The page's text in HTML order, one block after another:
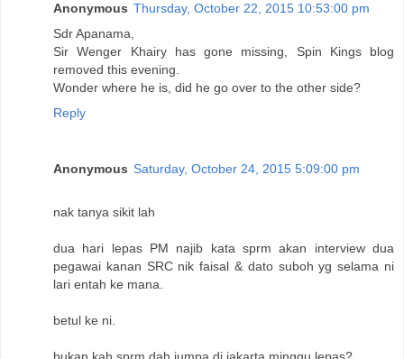
Anonymous Thursday, October 22, 2015 10:53:00 pm
Sdr Apanama,
Sir Wenger Khairy has gone missing, Spin Kings blog
removed this evening.
Wonder where he is, did he go over to the other side?
Reply
Anonymous Saturday, October 24, 2015 5:09:00 pm
nak tanya sikit lah
dua hari lepas PM najib kata sprm akan interview dua
pegawai kanan SRC nik faisal & dato suboh yg selama ni
lari entah ke mana.
betul ke ni.